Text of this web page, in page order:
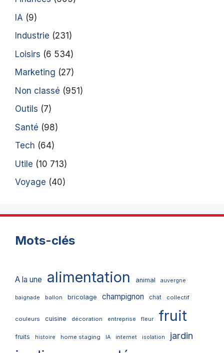
IA (9)
Industrie (231)
Loisirs (6 534)
Marketing (27)
Non classé (951)
Outils (7)
Santé (98)
Tech (64)
Utile (10 713)
Voyage (40)
Mots-clés
A la une alimentation animal auvergne
baignade ballon bricolage champignon chat collectif
couleurs cuisine décoration entreprise fleur fruit
fruits histoire home staging IA internet isolation jardin